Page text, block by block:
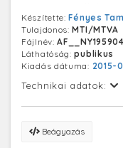
beletartoztak. 1973-
Vállalat nevet.
Készítette:Fényes
Tulajdonos:MTI/MTVA
Fájlnév:
Láthatóság:publikus
Kiadás dátuma: 2015-
Technikai adatok:
Beágyazás